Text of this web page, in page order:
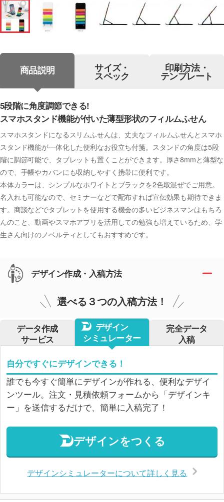
商品説明 サイズ・
スペック
印刷方法・
テンプレート
5段階に角度調節できる!
スマホスタンド機能が付いた薄型形状のフィルムふせん
スマホスタンドになるスリムふせんは、丈夫なフィルムふせんとスマホ
スタンド機能が一体化した便利なお役立ち付箋。スタンドの角度は5段
階に調節可能で、タブレットも置くことができます。厚さ8mmと薄型な
ので、手帳やカバンにも収納しやすく携帯に便利です。
本体カラーは、シンプルなホワイトとブラックを2色取混ぜでご用意。
名入れも可能なので、セミナーなどで配布すれば宣伝効果も期待できま
す。商談などでタブレットを使用する機会の多いビジネスマンはもちろ
んのこと、動画やスマホアプリを活用しての勉強も増えているため、学
生さん向けのノベルティとしてもおすすめです。
デザイン作成・入稿方法
選べる３つの入稿方法！
データ作成
サービス
デザイン
シミュレーター
完全データ
入稿
自分ですぐにデザインできる！
誰でも今すぐ簡単にデザインが作れる、便利なデザイ
ンツール。注文・見積依頼フォームから「デザインキ
ー」を送信するだけで、簡単に入稿完了！
デザインをつくる
デザインシミュレーターについて詳しく見る